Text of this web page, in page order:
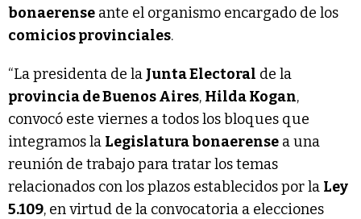
bonaerense ante el organismo encargado de los
comicios provinciales.
“La presidenta de la Junta Electoral de la
provincia de Buenos Aires, Hilda Kogan,
convocó este viernes a todos los bloques que
integramos la Legislatura bonaerense a una
reunión de trabajo para tratar los temas
relacionados con los plazos establecidos por la Ley
5.109, en virtud de la convocatoria a elecciones